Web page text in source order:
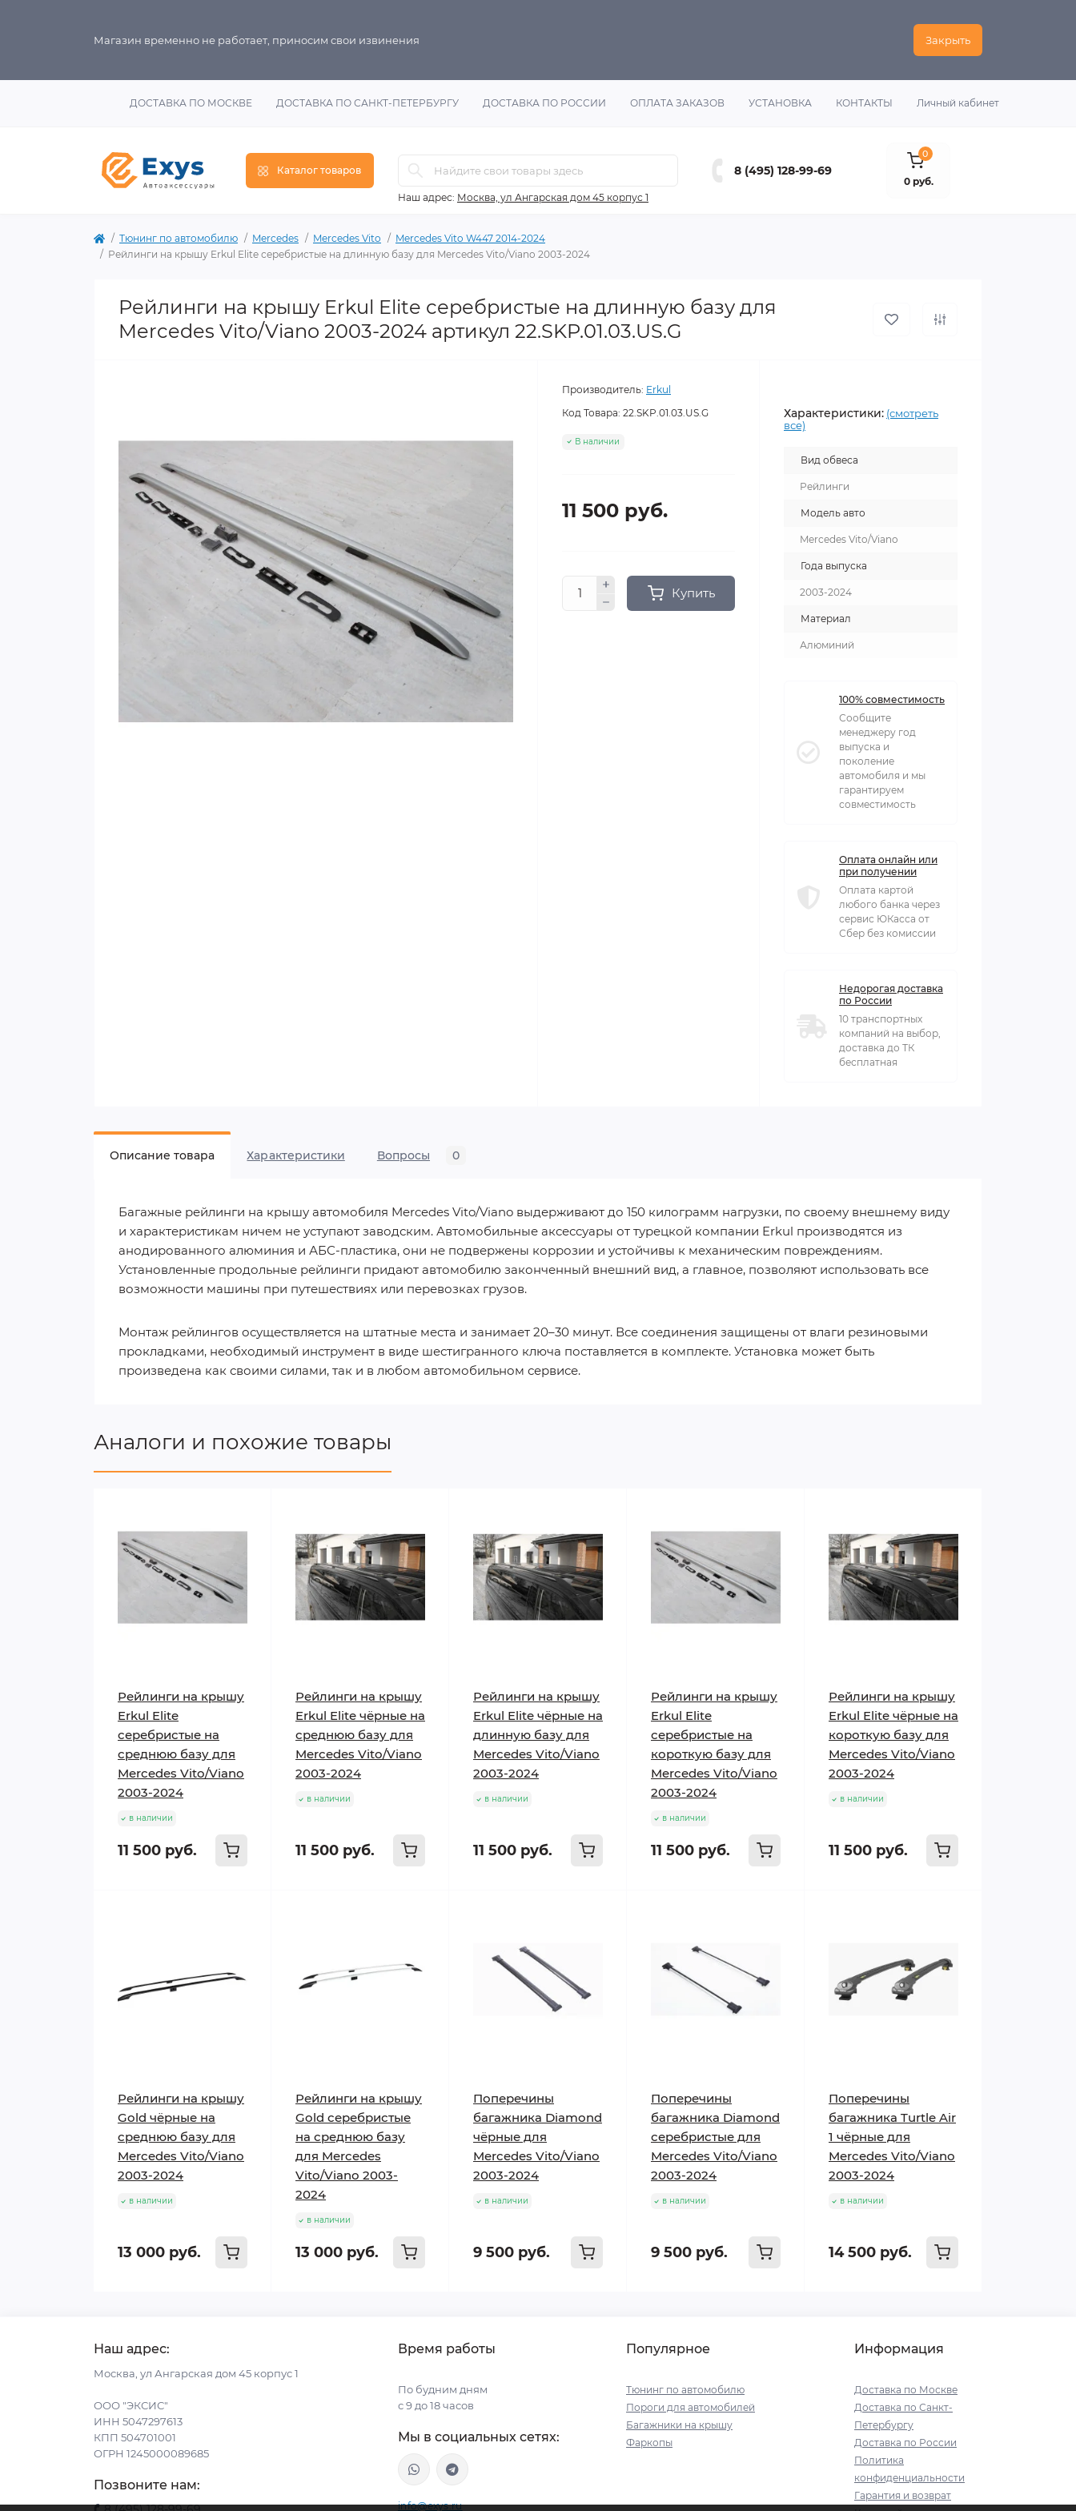
Магазин временно не работает, приносим свои извинения Закрыть
ДОСТАВКА ПО МОСКВЕ ДОСТАВКА ПО САНКТ-ПЕТЕРБУРГУ ДОСТАВКА ПО РОССИИ ОПЛАТА ЗАКАЗОВ УСТАНОВКА КОНТАКТЫ Личный кабинет
Каталог товаров
Наш адрес: Москва, ул Ангарская дом 45 корпус 1
8 (495) 128-99-69
0
0 руб.
Тюнинг по автомобилю Mercedes Mercedes Vito
Mercedes Vito W447 2014-2024
Рейлинги на крышу Erkul Elite серебристые на длинную базу для Mercedes Vito/Viano 2003-2024
Рейлинги на крышу Erkul Elite серебристые на длинную базу для
Mercedes Vito/Viano 2003-2024 артикул 22.SKP.01.03.US.G
Производитель: Erkul
Код Товара: 22.SKP.01.03.US.G
В наличии
11 500 руб.
Купить
Характеристики: (смотреть
все)
Вид обвеса
Рейлинги
Модель авто
Mercedes Vito/Viano
Года выпуска
2003-2024
Материал
Алюминий
100% совместимость
Сообщите
менеджеру год
выпуска и
поколение
автомобиля и мы
гарантируем
совместимость
Оплата онлайн или
при получении
Оплата картой
любого банка через
сервис ЮКасса от
Сбер без комиссии
Недорогая доставка
по России
10 транспортных
компаний на выбор,
доставка до ТК
бесплатная
Описание товара Характеристики Вопросы 0
Багажные рейлинги на крышу автомобиля Mercedes Vito/Viano выдерживают до 150 килограмм нагрузки, по своему внешнему виду
и характеристикам ничем не уступают заводским. Автомобильные аксессуары от турецкой компании Erkul производятся из
анодированного алюминия и АБС-пластика, они не подвержены коррозии и устойчивы к механическим повреждениям.
Установленные продольные рейлинги придают автомобилю законченный внешний вид, а главное, позволяют использовать все
возможности машины при путешествиях или перевозках грузов.
Монтаж рейлингов осуществляется на штатные места и занимает 20–30 минут. Все соединения защищены от влаги резиновыми
прокладками, необходимый инструмент в виде шестигранного ключа поставляется в комплекте. Установка может быть
произведена как своими силами, так и в любом автомобильном сервисе.
Аналоги и похожие товары
Рейлинги на крышу
Erkul Elite
серебристые на
среднюю базу для
Mercedes Vito/Viano
2003-2024
в наличии
11 500 руб.
Рейлинги на крышу
Erkul Elite чёрные на
среднюю базу для
Mercedes Vito/Viano
2003-2024
в наличии
11 500 руб.
Рейлинги на крышу
Erkul Elite чёрные на
длинную базу для
Mercedes Vito/Viano
2003-2024
в наличии
11 500 руб.
Рейлинги на крышу
Erkul Elite
серебристые на
короткую базу для
Mercedes Vito/Viano
2003-2024
в наличии
11 500 руб.
Рейлинги на крышу
Erkul Elite чёрные на
короткую базу для
Mercedes Vito/Viano
2003-2024
в наличии
11 500 руб.
Рейлинги на крышу
Gold чёрные на
среднюю базу для
Mercedes Vito/Viano
2003-2024
в наличии
13 000 руб.
Рейлинги на крышу
Gold серебристые
на среднюю базу
для Mercedes
Vito/Viano 2003-
2024
в наличии
13 000 руб.
Поперечины
багажника Diamond
чёрные для
Mercedes Vito/Viano
2003-2024
в наличии
9 500 руб.
Поперечины
багажника Diamond
серебристые для
Mercedes Vito/Viano
2003-2024
в наличии
9 500 руб.
Поперечины
багажника Turtle Air
1 чёрные для
Mercedes Vito/Viano
2003-2024
в наличии
14 500 руб.
Наш адрес:
Москва, ул Ангарская дом 45 корпус 1
ООО "ЭКСИС"
ИНН 5047297613
КПП 504701001
ОГРН 1245000089685
Позвоните нам:
Время работы
По будним дням
с 9 до 18 часов
Мы в социальных сетях:
info@exys.ru
Популярное
Тюнинг по автомобилю
Пороги для автомобилей
Багажники на крышу
Фаркопы
Информация
Доставка по Москве
Доставка по Санкт-
Петербургу
Доставка по России
Политика
конфиденциальности
Гарантия и возврат